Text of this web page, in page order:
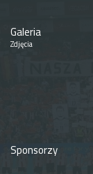
Galeria
Zdjęcia
Sponsorzy